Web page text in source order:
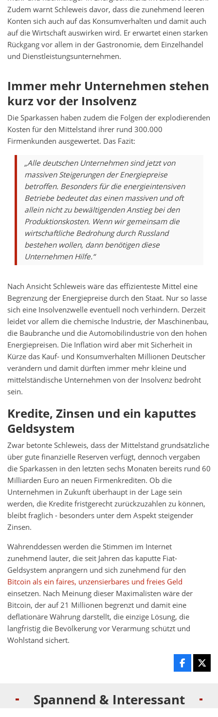
Zudem warnt Schleweis davor, dass die zunehmend leeren
Konten sich auch auf das Konsumverhalten und damit auch
auf die Wirtschaft auswirken wird. Er erwartet einen starken
Rückgang vor allem in der Gastronomie, dem Einzelhandel
und Dienstleistungsunternehmen.
Immer mehr Unternehmen stehen
kurz vor der Insolvenz
Die Sparkassen haben zudem die Folgen der explodierenden
Kosten für den Mittelstand ihrer rund 300.000
Firmenkunden ausgewertet. Das Fazit:
„Alle deutschen Unternehmen sind jetzt von
massiven Steigerungen der Energiepreise
betroffen. Besonders für die energieintensiven
Betriebe bedeutet das einen massiven und oft
allein nicht zu bewältigenden Anstieg bei den
Produktionskosten. Wenn wir gemeinsam die
wirtschaftliche Bedrohung durch Russland
bestehen wollen, dann benötigen diese
Unternehmen Hilfe.“
Nach Ansicht Schleweis wäre das effizienteste Mittel eine
Begrenzung der Energiepreise durch den Staat. Nur so lasse
sich eine Insolvenzwelle eventuell noch verhindern. Derzeit
leidet vor allem die chemische Industrie, der Maschinenbau,
die Baubranche und die Automobilindustrie von den hohen
Energiepreisen. Die Inflation wird aber mit Sicherheit in
Kürze das Kauf- und Konsumverhalten Millionen Deutscher
verändern und damit dürften immer mehr kleine und
mittelständische Unternehmen von der Insolvenz bedroht
sein.
Kredite, Zinsen und ein kaputtes
Geldsystem
Zwar betonte Schleweis, dass der Mittelstand grundsätzliche
über gute finanzielle Reserven verfügt, dennoch vergaben
die Sparkassen in den letzten sechs Monaten bereits rund 60
Milliarden Euro an neuen Firmenkrediten. Ob die
Unternehmen in Zukunft überhaupt in der Lage sein
werden, die Kredite fristgerecht zurückzuzahlen zu können,
bleibt fraglich - besonders unter dem Aspekt steigender
Zinsen.
Währenddessen werden die Stimmen im Internet
zunehmend lauter, die seit Jahren das kaputte Fiat-
Geldsystem anprangern und sich zunehmend für den
Bitcoin als ein faires, unzensierbares und freies Geld
einsetzen. Nach Meinung dieser Maximalisten wäre der
Bitcoin, der auf 21 Millionen begrenzt und damit eine
deflationäre Währung darstellt, die einzige Lösung, die
langfristig die Bevölkerung vor Verarmung schützt und
Wohlstand sichert.
Spannend & Interessant